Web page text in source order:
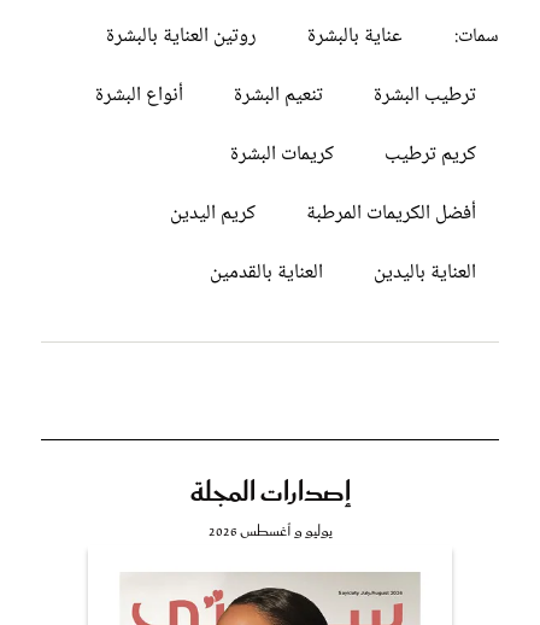
سمات:
عناية بالبشرة
روتين العناية بالبشرة
ترطيب البشرة
تنعيم البشرة
أنواع البشرة
كريم ترطيب
كريمات البشرة
أفضل الكريمات المرطبة
كريم اليدين
العناية باليدين
العناية بالقدمين
إصدارات المجلة
يوليو و أغسطس 2026